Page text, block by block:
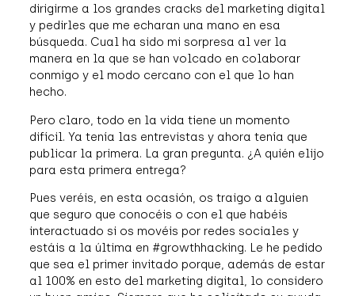
dirigirme a los grandes cracks del marketing digital
y pedirles que me echaran una mano en esa
búsqueda. Cual ha sido mi sorpresa al ver la
manera en la que se han volcado en colaborar
conmigo y el modo cercano con el que lo han
hecho.
Pero claro, todo en la vida tiene un momento
difícil. Ya tenía las entrevistas y ahora tenía que
publicar la primera. La gran pregunta. ¿A quién elijo
para esta primera entrega?
Pues veréis, en esta ocasión, os traigo a alguien
que seguro que conocéis o con el que habéis
interactuado si os movéis por redes sociales y
estáis a la última en #growthhacking. Le he pedido
que sea el primer invitado porque, además de estar
al 100% en esto del marketing digital, lo considero